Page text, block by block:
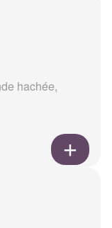
hachée,